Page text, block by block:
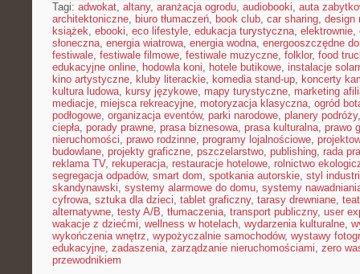
Tagi: adwokat, altany, aranżacja ogrodu, audiobooki, auta
architektoniczne, biuro tłumaczeń, book club, car sharing, design
książek, ebooki, eco lifestyle, edukacja turystyczna, elektrownie,
słoneczna, energia wiatrowa, energia wodna, energooszczędne
festiwale, festiwale filmowe, festiwale muzyczne, folklor, food
edukacyjne online, hodowla koni, hotele butikowe, instalacje
kino artystyczne, kluby literackie, komedia stand-up, koncerty
kultura ludowa, kursy językowe, mapy turystyczne, marketing
mediacje, miejsca rekreacyjne, motoryzacja klasyczna, ogród
podłogowe, organizacja eventów, parki narodowe, planery podróży
ciepła, porady prawne, prasa biznesowa, prasa kulturalna, prawo
nieruchomości, prawo rodzinne, programy lojalnościowe,
budowlane, projekty graficzne, pszczelarstwo, publishing, rada
reklama TV, rekuperacja, restauracje hotelowe, rolnictwo
segregacja odpadów, smart dom, spotkania autorskie, styl
skandynawski, systemy alarmowe do domu, systemy
cyfrowa, sztuka dla dzieci, tablet graficzny, tarasy drewniane,
alternatywne, testy A/B, tłumaczenia, transport publiczny, user
wakacje z dziećmi, wellness w hotelach, wydarzenia kulturalne,
wykończenia wnętrz, wypożyczalnie samochodów, wystawy
edukacyjne, zadaszenia, zarządzanie nieruchomościami, zero
przewodnikiem